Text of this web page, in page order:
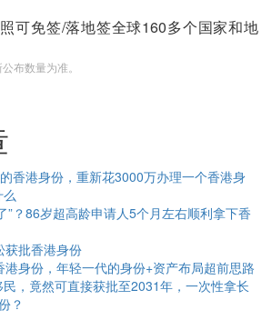
可免签/落地签全球160多个国家和地
布数量为准。
香港身份，重新花3000万办理一个香港身
”？86岁超高龄申请人5个月左右顺利拿下香
获批香港身份
港身份，年轻一代的身份+资产布局超前思路
，竟然可直接获批至2031年，一次性拿长
？